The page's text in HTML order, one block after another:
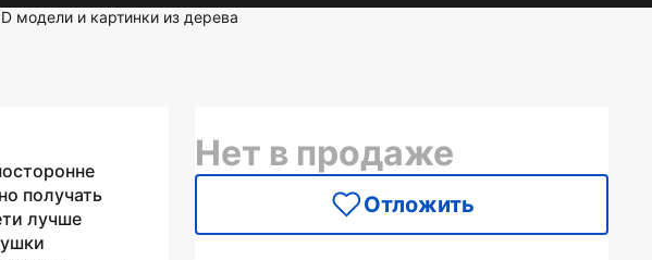
модели и картинки из дерева
получать
лучше
Нет в продаже
Отложить